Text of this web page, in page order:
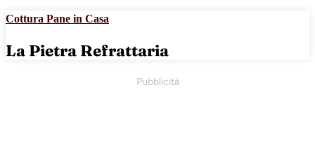
Cottura Pane in Casa
La Pietra Refrattaria
Pubblicità